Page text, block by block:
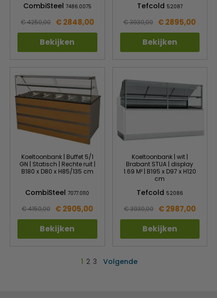
CombiSteel 7486.0075
€ 4250,00 € 2848,00
Bekijken
Tefcold 52087
€ 3930,00 € 2895,00
Bekijken
Koeltoonbank | Buffet 5/1
GN | Statisch | Rechte ruit |
B180 x D80 x H85/135 cm
CombiSteel7077.0110
€ 4150,00 € 2905,00
Bekijken
Koeltoonbank | wit |
Brabant STUA | display
1.69 M² | B195 x D97 x H120
cm
Tefcold 52086
€ 3930,00 € 2987,00
Bekijken
1 2 3 Volgende